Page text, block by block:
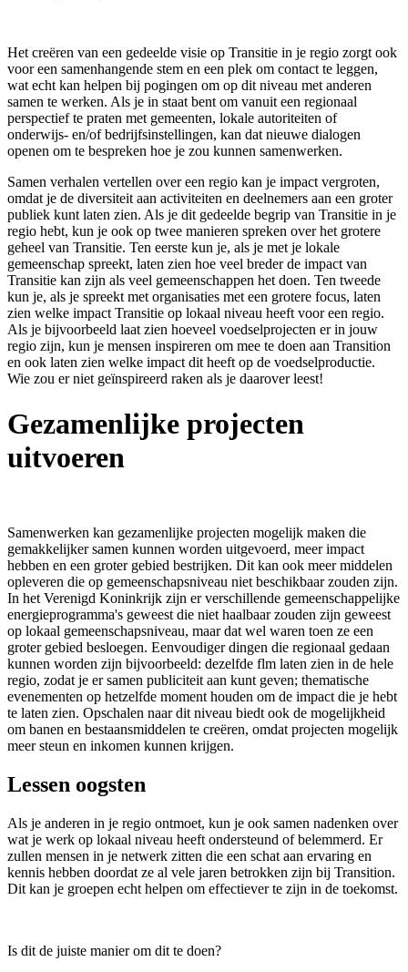
Het creëren van een gedeelde visie op Transitie in je regio zorgt ook
voor een samenhangende stem en een plek om contact te leggen,
wat echt kan helpen bij pogingen om op dit niveau met anderen
samen te werken. Als je in staat bent om vanuit een regionaal
perspectief te praten met gemeenten, lokale autoriteiten of
onderwijs- en/of bedrijfsinstellingen, kan dat nieuwe dialogen
openen om te bespreken hoe je zou kunnen samenwerken.
Samen verhalen vertellen over een regio kan je impact vergroten,
omdat je de diversiteit aan activiteiten en deelnemers aan een groter
publiek kunt laten zien. Als je dit gedeelde begrip van Transitie in je
regio hebt, kun je ook op twee manieren spreken over het grotere
geheel van Transitie. Ten eerste kun je, als je met je lokale
gemeenschap spreekt, laten zien hoe veel breder de impact van
Transitie kan zijn als veel gemeenschappen het doen. Ten tweede
kun je, als je spreekt met organisaties met een grotere focus, laten
zien welke impact Transitie op lokaal niveau heeft voor een regio.
Als je bijvoorbeeld laat zien hoeveel voedselprojecten er in jouw
regio zijn, kun je mensen inspireren om mee te doen aan Transition
en ook laten zien welke impact dit heeft op de voedselproductie.
Wie zou er niet geïnspireerd raken als je daarover leest!
Gezamenlijke projecten
uitvoeren
Samenwerken kan gezamenlijke projecten mogelijk maken die
gemakkelijker samen kunnen worden uitgevoerd, meer impact
hebben en een groter gebied bestrijken. Dit kan ook meer middelen
opleveren die op gemeenschapsniveau niet beschikbaar zouden zijn.
In het Verenigd Koninkrijk zijn er verschillende gemeenschappelijke
energieprogramma's geweest die niet haalbaar zouden zijn geweest
op lokaal gemeenschapsniveau, maar dat wel waren toen ze een
groter gebied besloegen. Eenvoudiger dingen die regionaal gedaan
kunnen worden zijn bijvoorbeeld: dezelfde flm laten zien in de hele
regio, zodat je er samen publiciteit aan kunt geven; thematische
evenementen op hetzelfde moment houden om de impact die je hebt
te laten zien. Opschalen naar dit niveau biedt ook de mogelijkheid
om banen en bestaansmiddelen te creëren, omdat projecten mogelijk
meer steun en inkomen kunnen krijgen.
Lessen oogsten
Als je anderen in je regio ontmoet, kun je ook samen nadenken over
wat je werk op lokaal niveau heeft ondersteund of belemmerd. Er
zullen mensen in je netwerk zitten die een schat aan ervaring en
kennis hebben doordat ze al vele jaren betrokken zijn bij Transition.
Dit kan je groepen echt helpen om effectiever te zijn in de toekomst.
Is dit de juiste manier om dit te doen?